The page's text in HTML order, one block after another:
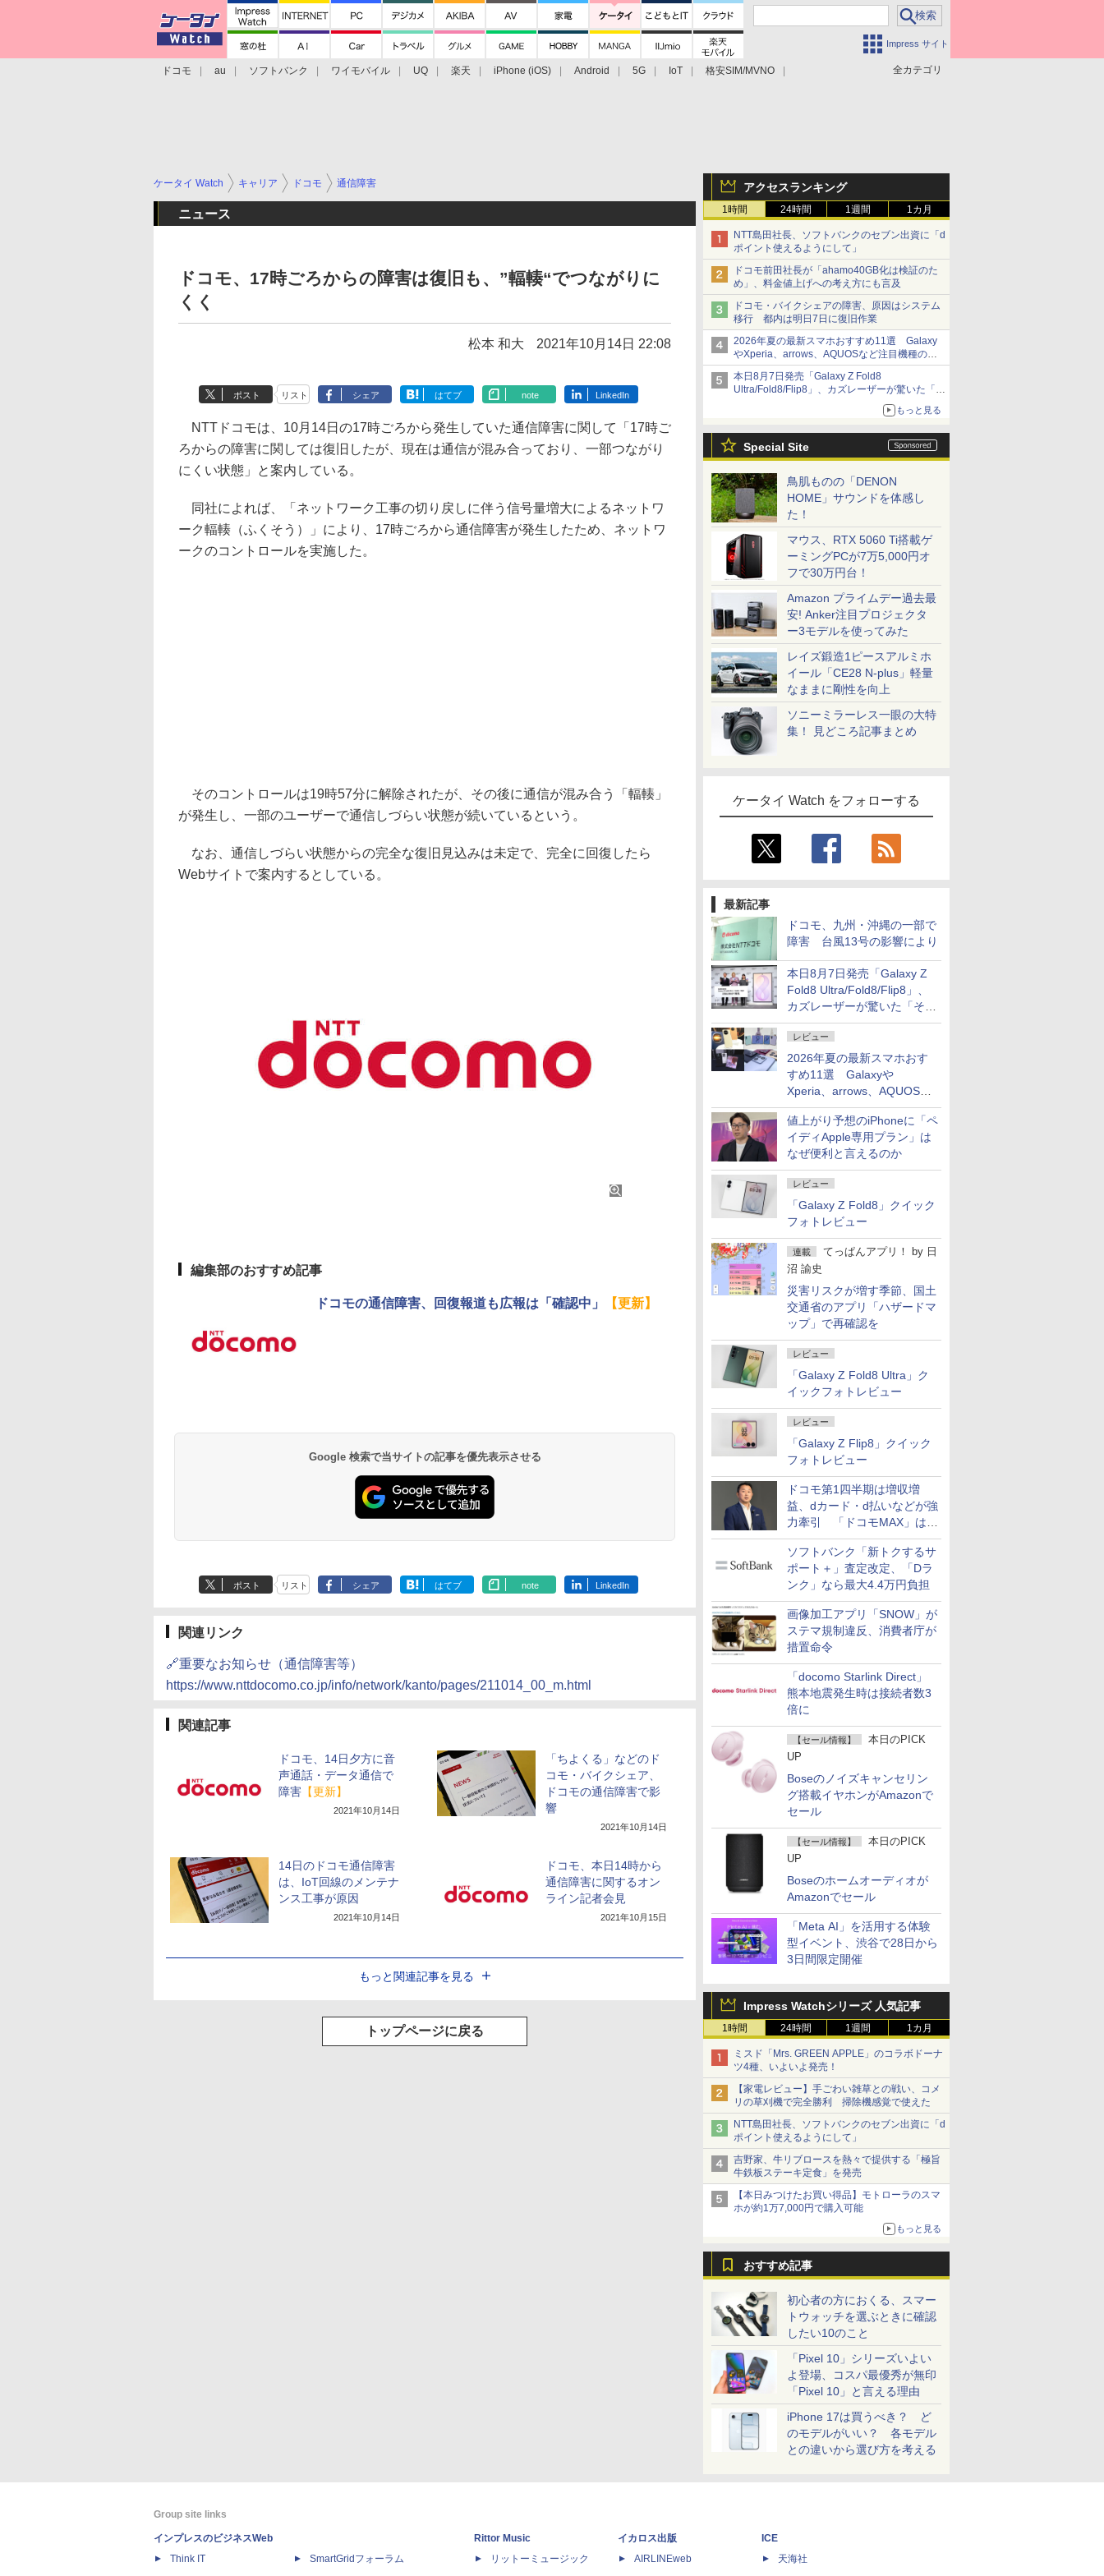
Impress サイト
全カテゴリ
ドコモ au ソフトバンク ワイモバイル UQ 楽天 iPhone (iOS) Android 5G IoT
格安SIM/MVNO
アクセスランキング
1時間 24時間 1週間 1カ月
NTT島田社長、ソフトバンクのセブン出資に「d
ポイント使えるようにして」
ドコモ前田社長が「ahamo40GB化は検証のた
め」、料金値上げへの考え方にも言及
ドコモ・バイクシェアの障害、原因はシステム
移行 都内は明日7日に復旧作業
2026年夏の最新スマホおすすめ11選 Galaxy
やXperia、arrows、AQUOSなど注目機種の特
徴は
本日8月7日発売「Galaxy Z Fold8
Ultra/Fold8/Flip8」、カズレーザーが驚いた「そ
もっと見る
Special Site
鳥肌ものの「DENON
HOME」サウンドを体感し
た！
マウス、RTX 5060 Ti搭載ゲ
ーミングPCが7万5,000円オ
フで30万円台！
Amazon プライムデー過去最
安! Anker注目プロジェクタ
ー3モデルを使ってみた
レイズ鍛造1ピースアルミホ
イール「CE28 N-plus」軽量
なままに剛性を向上
ソニーミラーレス一眼の大特
集！ 見どころ記事まとめ
ケータイ Watch をフォローする
最新記事
ドコモ、九州・沖縄の一部で
障害 台風13号の影響により
本日8月7日発売「Galaxy Z
Fold8 Ultra/Fold8/Flip8」、
カズレーザーが驚いた「そば
屋のメニュー並みの薄さ」
レビュー
2026年夏の最新スマホおす
すめ11選 Galaxyや
Xperia、arrows、AQUOSな
ど注目機種の特徴は
値上がり予想のiPhoneに「ペ
イディApple専用プラン」は
なぜ便利と言えるのか
レビュー
「Galaxy Z Fold8」クイック
フォトレビュー
連載 てっぱんアプリ！ by 日
沼 諭史
災害リスクが増す季節、国土
交通省のアプリ「ハザードマ
ップ」で再確認を
レビュー
「Galaxy Z Fold8 Ultra」ク
イックフォトレビュー
レビュー
「Galaxy Z Flip8」クイック
フォトレビュー
ドコモ第1四半期は増収増
益、dカード・d払いなどが強
力牽引 「ドコモMAX」は
400万契約突破
ソフトバンク「新トクするサ
ポート＋」査定改定、「Dラ
ンク」なら最大4.4万円負担
画像加工アプリ「SNOW」が
ステマ規制違反、消費者庁が
措置命令
「docomo Starlink Direct」
熊本地震発生時は接続者数3
倍に
【セール情報】
本日のPICK
UP
Boseのノイズキャンセリン
グ搭載イヤホンがAmazonで
セール
【セール情報】
本日のPICK
UP
Boseのホームオーディオが
Amazonでセール
「Meta AI」を活用する体験
型イベント、渋谷で28日から
3日間限定開催
Impress Watchシリーズ 人気記事
1時間 24時間 1週間 1カ月
ミスド「Mrs. GREEN APPLE」のコラボドーナ
ツ4種、いよいよ発売！
【家電レビュー】手ごわい雑草との戦い、コメ
リの草刈機で完全勝利 掃除機感覚で使えた
NTT島田社長、ソフトバンクのセブン出資に「d
ポイント使えるようにして」
吉野家、牛リブロースを熱々で提供する「極旨
牛鉄板ステーキ定食」を発売
【本日みつけたお買い得品】モトローラのスマ
ホが約1万7,000円で購入可能
もっと見る
おすすめ記事
初心者の方におくる、スマー
トウォッチを選ぶときに確認
したい10のこと
「Pixel 10」シリーズいよい
よ登場、コスパ最優秀が無印
「Pixel 10」と言える理由
iPhone 17は買うべき？ ど
のモデルがいい？ 各モデル
との違いから選び方を考える
ケータイ Watch キャリア ドコモ 通信障害
ニュース
ドコモ、17時ごろからの障害は復旧も、”輻輳“でつながりに
くく
松本 和大 2021年10月14日 22:08
ポスト リスト シェア はてブ note LinkedIn
NTTドコモは、10月14日の17時ごろから発生していた通信障害に関して「17時ご
ろからの障害に関しては復旧したが、現在は通信が混み合っており、一部つながり
にくい状態」と案内している。
同社によれば、「ネットワーク工事の切り戻しに伴う信号量増大によるネットワ
ーク輻輳（ふくそう）」により、17時ごろから通信障害が発生したため、ネットワ
ークのコントロールを実施した。
そのコントロールは19時57分に解除されたが、その後に通信が混み合う「輻輳」
が発生し、一部のユーザーで通信しづらい状態が続いているという。
なお、通信しづらい状態からの完全な復旧見込みは未定で、完全に回復したら
Webサイトで案内するとしている。
編集部のおすすめ記事
ドコモの通信障害、回復報道も広報は「確認中」 【更新】
Google 検索で当サイトの記事を優先表示させる
ポスト リスト シェア はてブ note LinkedIn
関連リンク
🔗重要なお知らせ（通信障害等）
https://www.nttdocomo.co.jp/info/network/kanto/pages/211014_00_m.html
関連記事
ドコモ、14日夕方に音
声通話・データ通信で
障害 【更新】
2021年10月14日
「ちよくる」などのド
コモ・バイクシェア、
ドコモの通信障害で影
響
2021年10月14日
14日のドコモ通信障害
は、IoT回線のメンテナ
ンス工事が原因
2021年10月14日
ドコモ、本日14時から
通信障害に関するオン
ライン記者会見
2021年10月15日
もっと関連記事を見る
トップページに戻る
Group site links
インプレスのビジネスWeb
Think IT
SmartGridフォーラム
Rittor Music
リットーミュージック
イカロス出版
AIRLINEweb
ICE
天海社